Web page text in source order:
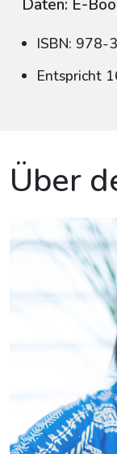
Daten: E-
ISBN:
Entspricht
Über